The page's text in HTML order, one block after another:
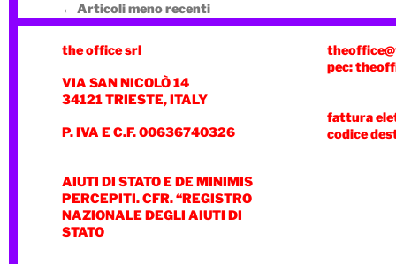
← Articoli meno recenti
the office srl
VIA SAN NICOLÒ 14
34121 TRIESTE, ITALY
P. IVA E C.F. 00636740326
AIUTI DI STATO E DE MINIMIS
PERCEPITI. CFR. “REGISTRO
NAZIONALE DEGLI AIUTI DI
STATO
pec:
fattura
codice